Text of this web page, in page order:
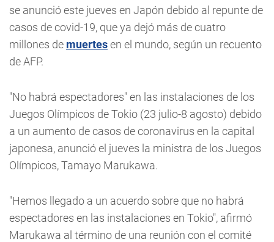
se anunció este jueves en Japón debido al repunte de
casos de covid-19, que ya dejó más de cuatro
millones de muertesen el mundo, según un recuento
de AFP.
"No habrá espectadores" en las instalaciones de los
Juegos Olímpicos de Tokio (23 julio-8 agosto) debido
a un aumento de casos de coronavirus en la capital
japonesa, anunció el jueves la ministra de los Juegos
Olímpicos, Tamayo Marukawa.
"Hemos llegado a un acuerdo sobre que no habrá
espectadores en las instalaciones en Tokio", afirmó
Marukawa al término de una reunión con el comité